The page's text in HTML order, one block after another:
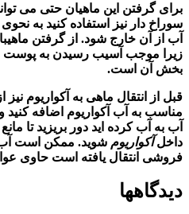
برای گرفتن این ماهیان حتی می
سوراخ دار نیز استفاده کنید به
آب از آن خارج شود. از گرفتن
زیرا موجب آسیب رسیدن به
بخش آن است.
قبل از انتقال ماهی به آکواریوم
مناسب به آب آکواریوم اضافه
آب به آب کرده اید دور بریزید تا
داخلآکواریوم شوید. ممکن است آب
فروشی انتقال یافته است حاوی
دیدگاهها